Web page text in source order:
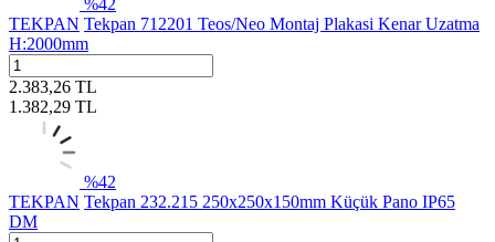
TEKPAN Tekpan 712201 Teos/Neo Montaj Plakasi Kenar Uzatma
H:2000mm
2.383,26 TL
1.382,29 TL
%42
TEKPAN Tekpan 232.215 250x250x150mm Küçük Pano IP65
DM